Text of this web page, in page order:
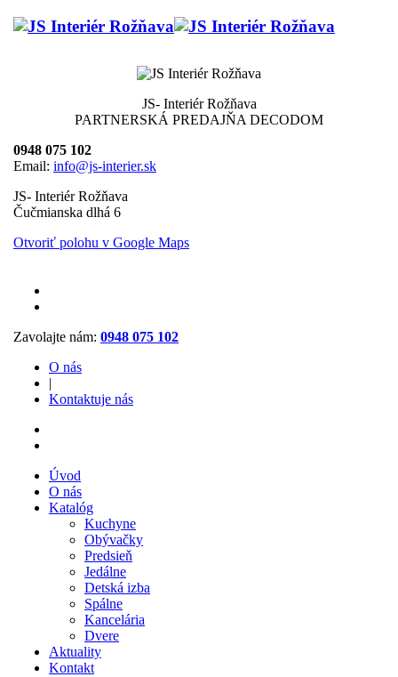
JS- Interiér Rožňava
PARTNERSKÁ PREDAJŇA DECODOM
0948 075 102
Email: info@js-interier.sk
JS- Interiér Rožňava
Čučmianska dlhá 6
Otvoriť polohu v Google Maps
Zavolajte nám: 0948 075 102
O nás
|
Kontaktuje nás
Úvod
O nás
Katalóg
Kuchyne
Obývačky
Predsieň
Jedálne
Detská izba
Spálne
Kancelária
Dvere
Aktuality
Kontakt